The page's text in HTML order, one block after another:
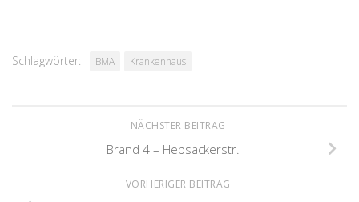
Schlagwörter: BMA Krankenhaus
NÄCHSTER BEITRAG
Brand 4 – Hebsackerstr.
VORHERIGER BEITRAG